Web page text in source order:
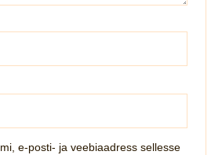
e-posti- ja veebiaadress sellesse